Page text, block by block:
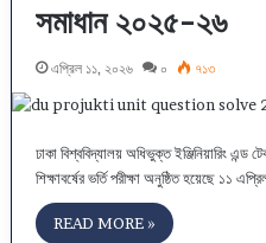
সমাধান ২০২৫-২৬
এপ্রিল ১১, ২০২৬ ০ ৭১৩
ঢাকা বিশ্ববিদ্যালয় অধিভুক্ত ইঞ্জিনিয়ারিং
শিক্ষাবর্ষের ভর্তি পরীক্ষা অনুষ্ঠিত হয়েছে ১১
READ MORE »